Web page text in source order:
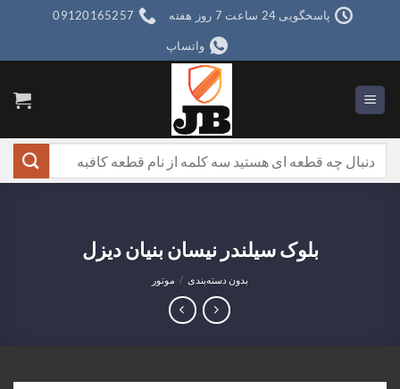
پاسخگویی 24 ساعت 7 روز هفته 09120165257
واتساپ
برای:
بلوک سیلندر نیسان بنیان دیزل
بدون دسته‌بندی / موتور